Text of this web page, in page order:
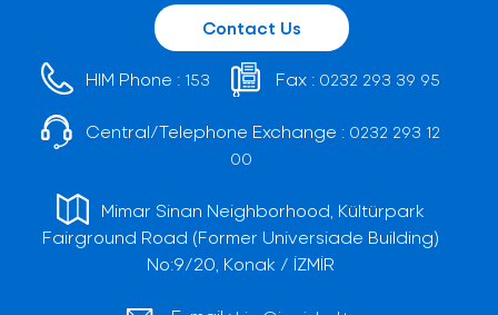
Contact Us
HIM Phone : 153 Fax : 0232 293 39 95
Central/Telephone Exchange : 0232 293 12
00
Mimar Sinan Neighborhood, Kültürpark
Fairground Road (Former Universiade Building)
No:9/20, Konak / İZMİR